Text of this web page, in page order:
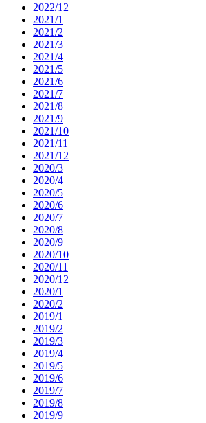
2022/12
2021/1
2021/2
2021/3
2021/4
2021/5
2021/6
2021/7
2021/8
2021/9
2021/10
2021/11
2021/12
2020/3
2020/4
2020/5
2020/6
2020/7
2020/8
2020/9
2020/10
2020/11
2020/12
2020/1
2020/2
2019/1
2019/2
2019/3
2019/4
2019/5
2019/6
2019/7
2019/8
2019/9